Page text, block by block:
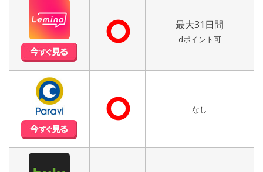
⭘ 最大31日間
dポイント可
⭘ なし